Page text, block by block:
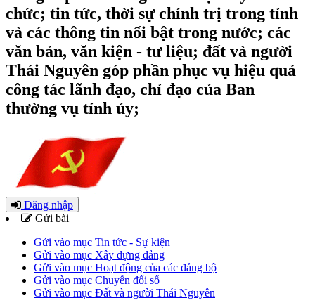
chức; tin tức, thời sự chính trị trong tỉnh
và các thông tin nổi bật trong nước; các
văn bản, văn kiện - tư liệu; đất và người
Thái Nguyên góp phần phục vụ hiệu quả
công tác lãnh đạo, chỉ đạo của Ban
thường vụ tỉnh ủy;
Đăng nhập
Gửi bài
Gửi vào mục Tin tức - Sự kiện
Gửi vào mục Xây dựng đảng
Gửi vào mục Hoạt động của các đảng bộ
Gửi vào mục Chuyển đổi số
Gửi vào mục Đất và người Thái Nguyên